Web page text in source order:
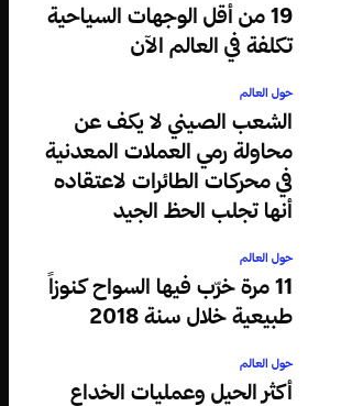
19 من أقل الوجهات السياحية
تكلفة في العالم الآن
حول العالم
الشعب الصيني لا يكف عن
محاولة رمي العملات المعدنية
في محركات الطائرات لاعتقاده
أنها تجلب الحظ الجيد
حول العالم
11 مرة خرّب فيها السواح كنوزاً
طبيعية خلال سنة 2018
حول العالم
أكثر الحيل وعمليات الخداع